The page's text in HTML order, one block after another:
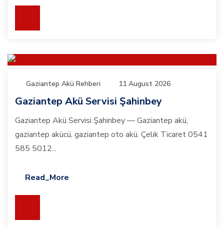
Gaziantep Akü Rehberi 11 August 2026
Gaziantep Akü Servisi Şahinbey
Gaziantep Akü Servisi Şahinbey — Gaziantep akü,
gaziantep akücü, gaziantep oto akü. Çelik Ticaret 0541
585 5012...
Read_More